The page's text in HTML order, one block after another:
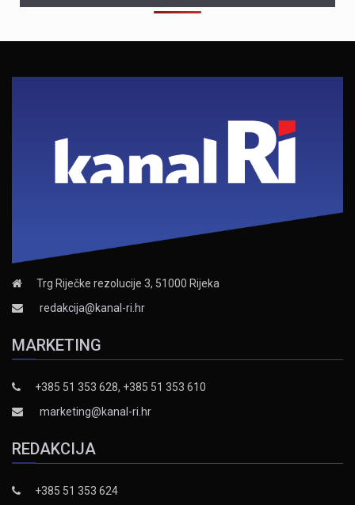
Trg Riječke rezolucije 3, 51000 Rijeka
redakcija@kanal-ri.hr
MARKETING
+385 51 353 628, +385 51 353 610
marketing@kanal-ri.hr
REDAKCIJA
+385 51 353 624